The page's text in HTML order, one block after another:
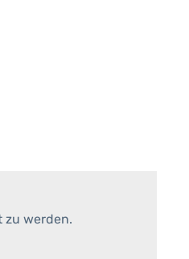
zu werden.